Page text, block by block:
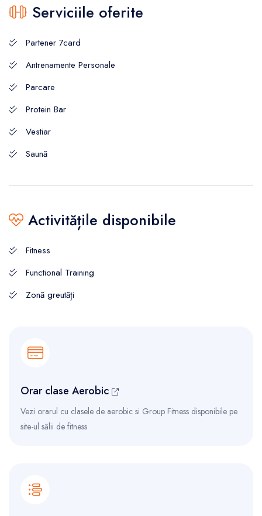
Serviciile oferite
Partener 7card
Antrenamente Personale
Parcare
Protein Bar
Vestiar
Saună
Activitățile disponibile
Fitness
Functional Training
Zonă greutăți
Orar clase Aerobic
Vezi orarul cu clasele de aerobic si Group Fitness disponibile pe
site-ul sălii de fitness